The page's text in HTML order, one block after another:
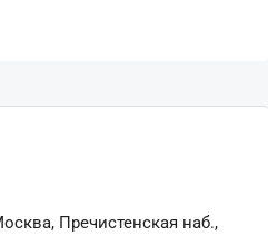
Пречистенская наб.,